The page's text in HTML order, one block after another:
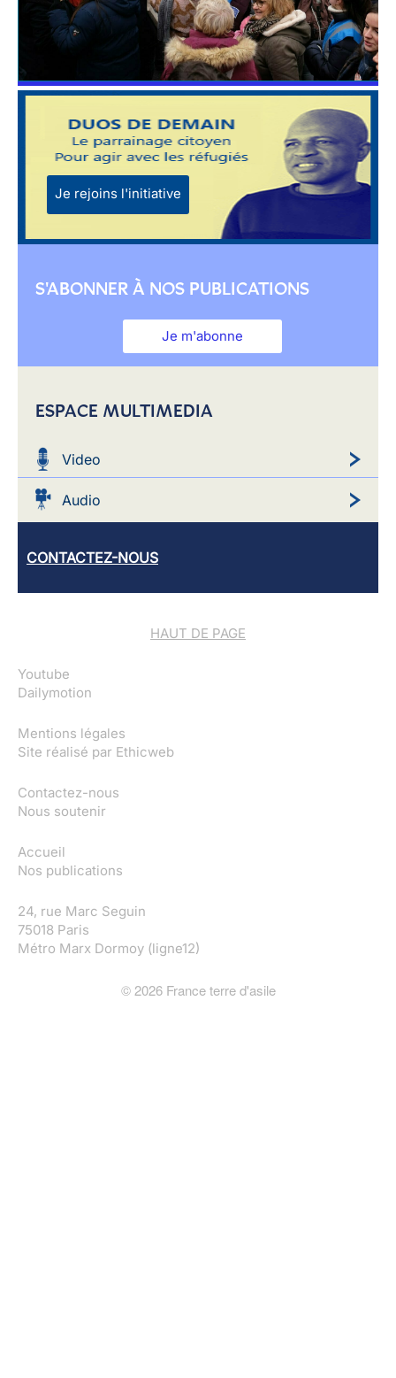
Je rejoins l'initiative
S'ABONNER À NOS PUBLICATIONS
Je m'abonne
ESPACE MULTIMEDIA
Video
Audio
CONTACTEZ-NOUS
HAUT DE PAGE
Youtube
Dailymotion
Mentions légales
Site réalisé par Ethicweb
Contactez-nous
Nous soutenir
Accueil
Nos publications
24, rue Marc Seguin
75018 Paris
Métro Marx Dormoy (ligne12)
© 2026France terre d'asile